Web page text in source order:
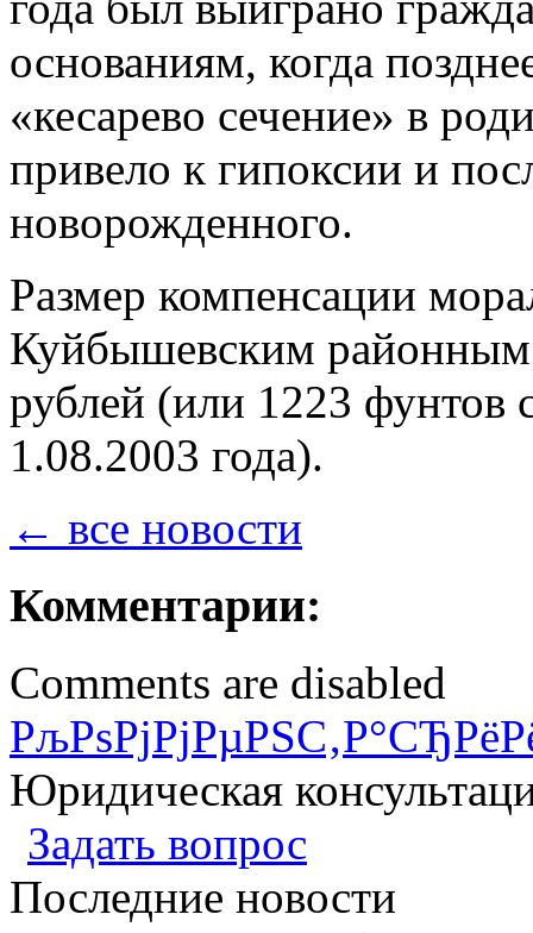
основаниям, когда
«кесарево сечение» в
привело к гипоксии и
новорожденного.
Размер компенсации
Куйбышевским районным
рублей (или 1223 фунтов
1.08.2003 года).
← все новости
Комментарии:
Comments are disabled
Юридическая
Задать вопрос
Последние новости